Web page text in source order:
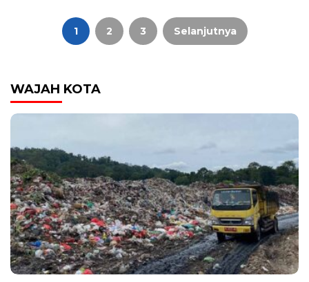
Paginasi
1 2 3 Selanjutnya
WAJAH KOTA